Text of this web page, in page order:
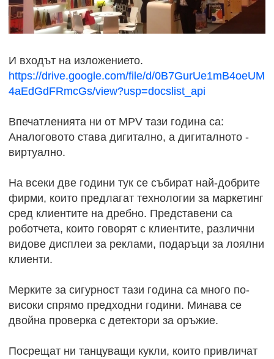
И входът на изложението.
https://drive.google.com/file/d/0B7GurUe1mB4oeUM
4aEdGdFRmcGs/view?usp=docslist_api
Впечатленията ни от MPV тази година са:
Аналоговото става дигитално, а дигиталното -
виртуално.
На всеки две години тук се събират най-добрите
фирми, които предлагат технологии за маркетинг
сред клиентите на дребно. Представени са
роботчета, които говорят с клиентите, различни
видове дисплеи за реклами, подаръци за лоялни
клиенти.
Мерките за сигурност тази година са много по-
високи спрямо предходни години. Минава се
двойна проверка с детектори за оръжие.
Посрещат ни танцуващи кукли, които привличат